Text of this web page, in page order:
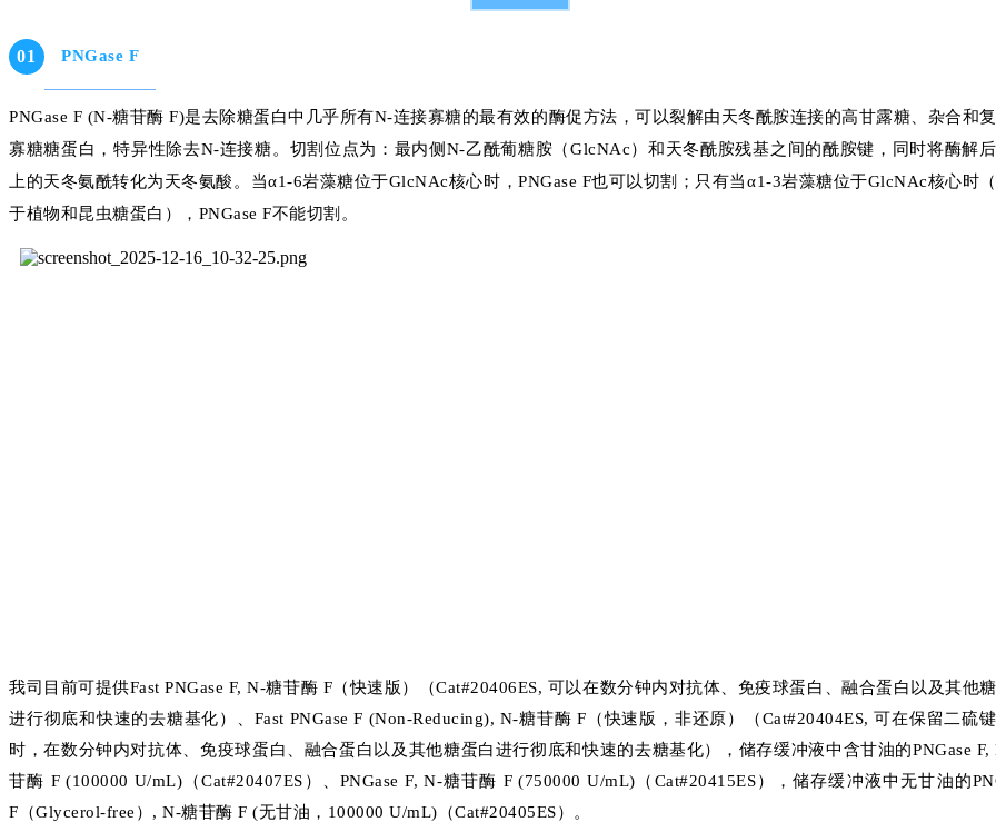
01 PNGase F
PNGase F (N-糖苷酶 F)是去除糖蛋白中几乎所有N-连接寡糖的最有效的酶促方法，可以裂解由天冬酰胺连接的高甘露糖、杂合和
寡糖糖蛋白，特异性除去N-连接糖。切割位点为：最内侧N-乙酰葡糖胺（GlcNAc）和天冬酰胺残基之间的酰胺键，同时将酶解
上的天冬氨酰转化为天冬氨酸。当α1-6岩藻糖位于GlcNAc核心时，PNGase F也可以切割；只有当α1-3岩藻糖位于GlcNAc核心时
于植物和昆虫糖蛋白），PNGase F不能切割。
我司目前可提供Fast PNGase F, N-糖苷酶 F（快速版）（Cat#20406ES, 可以在数分钟内对抗体、免疫球蛋白、融合蛋白以及其他
进行彻底和快速的去糖基化）、Fast PNGase F (Non-Reducing), N-糖苷酶 F（快速版，非还原）（Cat#20404ES, 可在保留二硫
时，在数分钟内对抗体、免疫球蛋白、融合蛋白以及其他糖蛋白进行彻底和快速的去糖基化），储存缓冲液中含甘油的PNGase F,
苷酶 F (100000 U/mL)（Cat#20407ES）、PNGase F, N-糖苷酶 F (750000 U/mL)（Cat#20415ES），储存缓冲液中无甘油的
F（Glycerol-free）, N-糖苷酶 F (无甘油，100000 U/mL)（Cat#20405ES）。